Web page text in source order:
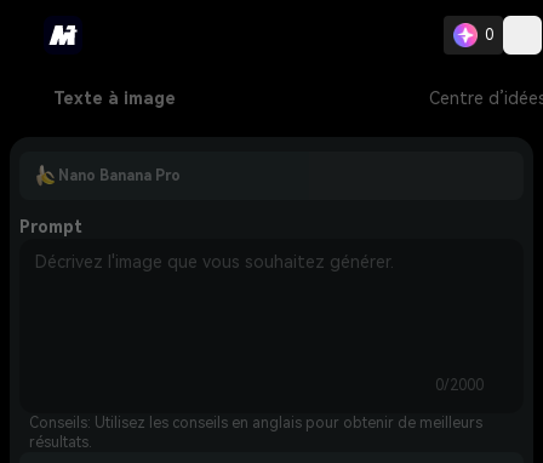
0
Texte à image Centre
Nano Banana Pro
Prompt
0/2000
Conseils: Utilisez les conseils en anglais pour obtenir de meilleurs
résultats.